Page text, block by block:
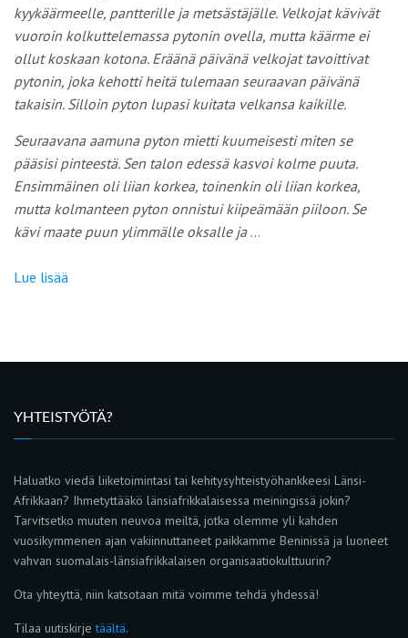
kyykäärmeelle, pantterille ja metsästäjälle. Velkojat kävivät
vuoroin kolkuttelemassa pytonin ovella, mutta käärme ei
ollut koskaan kotona. Eräänä päivänä velkojat tavoittivat
pytonin, joka kehotti heitä tulemaan seuraavan päivänä
takaisin. Silloin pyton lupasi kuitata velkansa kaikille.
Seuraavana aamuna pyton mietti kuumeisesti miten se
pääsisi pinteestä. Sen talon edessä kasvoi kolme puuta.
Ensimmäinen oli liian korkea, toinenkin oli liian korkea,
mutta kolmanteen pyton onnistui kiipeämään piiloon. Se
kävi maate puun ylimmälle oksalle ja …
Lue lisää
YHTEISTYÖTÄ?
Haluatko viedä liiketoimintasi tai kehitysyhteistyöhankkeesi Länsi-
Afrikkaan? Ihmetyttääkö länsiafrikkalaisessa meiningissä jokin?
Tarvitsetko muuten neuvoa meiltä, jotka olemme yli kahden
vuosikymmenen ajan vakiinnuttaneet paikkamme Beninissä ja luoneet
vahvan suomalais-länsiafrikkalaisen organisaatiokulttuurin?
Ota yhteyttä, niin katsotaan mitä voimme tehdä yhdessä!
Tilaa uutiskirjetäältä.